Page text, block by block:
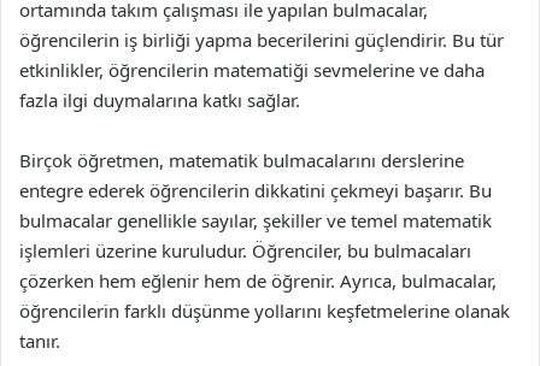
ortamında takım çalışması ile yapılan bulmacalar,
öğrencilerin iş birliği yapma becerilerini güçlendirir. Bu tür
etkinlikler, öğrencilerin matematiği sevmelerine ve daha
fazla ilgi duymalarına katkı sağlar.
Birçok öğretmen, matematik bulmacalarını derslerine
entegre ederek öğrencilerin dikkatini çekmeyi başarır. Bu
bulmacalar genellikle sayılar, şekiller ve temel matematik
işlemleri üzerine kuruludur. Öğrenciler, bu bulmacaları
çözerken hem eğlenir hem de öğrenir. Ayrıca, bulmacalar,
öğrencilerin farklı düşünme yollarını keşfetmelerine olanak
tanır.